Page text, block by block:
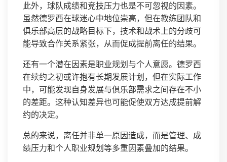
此外，球队成绩和竞技压力也是不可忽视的因素。
虽然德罗西在球迷心中地位崇高，但在教练团队和
俱乐部高层的战略目标下，技术和战术上的分歧可
能导致合作关系紧张，从而促成提前离任的结果。
还有一个潜在因素是职业规划与个人意愿。德罗西
在续约之初或许抱有长期发展计划，但在实际工作
中，可能发现自身发展与俱乐部需求之间存在不小
的差距。这种认知差异也可能促使双方达成提前解
约的决定。
总的来说，离任并非单一原因造成，而是管理、成
绩压力和个人职业规划等多重因素叠加的结果。